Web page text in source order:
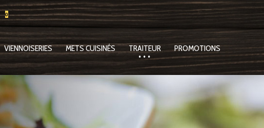
0
VIENNOISERIES METS CUISINÉS TRAITEUR PROMOTIONS